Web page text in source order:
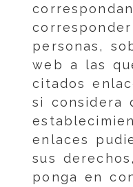
personas,
web a las
citados
si considera
enlaces
sus
ponga en